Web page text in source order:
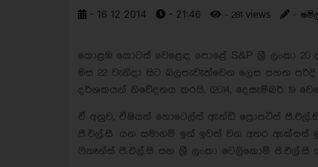
- 16 12 2014 - 21:46 - 281 views -
කොළඹ කොටස් වෙළෙඳ පොළේ S&P ශ්‍රී ලංකා 20
මස 22 වැනිදා සිට බලපැවැත්වෙන ලෙස පහත
දර්ශකයන් නිවේදනය කරයි. (2014, දෙසැම්බර් 19
ඒ අනුව, ඒෂියන් හොටෙල්ස් ඇන්ඩ් ප්‍රොපටීස්
පී.එල්.සී යන සමාගම් ඉන් ඉවත් වන අතර ඇක්සස්
ෆිනෑන්ස් පී.එල්.සී සහ ශ්‍රී ලංකා ටෙලිකොම්